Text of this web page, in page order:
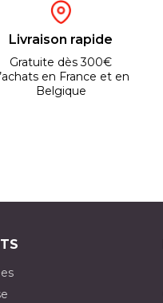
Livraison rapide
Gratuite dès 300€
en France et en
Belgique